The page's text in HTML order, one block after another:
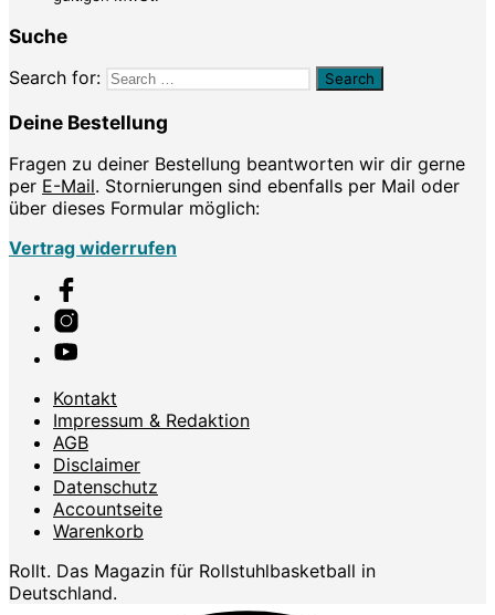
Suche
Search for:
Deine Bestellung
Fragen zu deiner Bestellung beantworten wir dir gerne
per E-Mail. Stornierungen sind ebenfalls per Mail oder
über dieses Formular möglich:
Vertrag widerrufen
Kontakt
Impressum & Redaktion
AGB
Disclaimer
Datenschutz
Accountseite
Warenkorb
Rollt. Das Magazin für Rollstuhlbasketball in
Deutschland.